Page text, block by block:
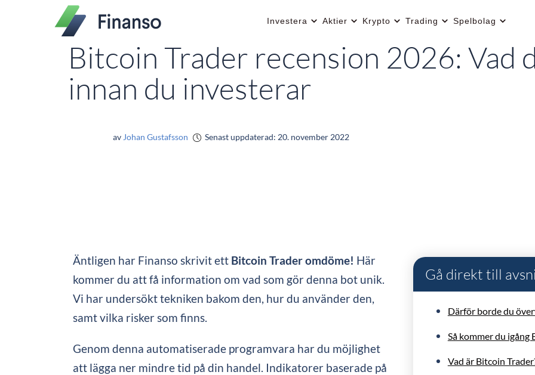
Investera Aktier Krypto Trading Spelbolag
Bitcoin Trader recension 2026: Vad
innan du investerar
av Johan Gustafsson Senast uppdaterad: 20. november 2022
Äntligen har Finanso skrivit ett Bitcoin Trader omdöme! Här
kommer du att få information om vad som gör denna bot unik.
Vi har undersökt tekniken bakom den, hur du använder den,
samt vilka risker som finns.
Genom denna automatiserade programvara har du möjlighet
att lägga ner mindre tid på din handel. Indikatorer baserade på
Gå direkt till
Därför borde du
Så kommer du igång
Vad är Bitcoin